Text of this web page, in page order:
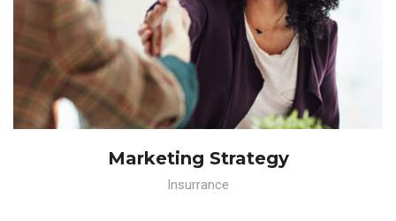
Marketing Strategy
Insurrance